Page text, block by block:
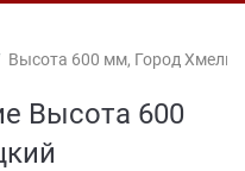
Высота 600 мм, Город
Высота 600